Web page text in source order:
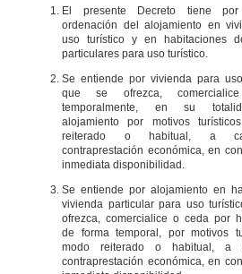
El presente Decreto tiene
ordenación del alojamiento en
uso turístico y en habitaciones
particulares para uso turístico.
Se entiende por vivienda para
que se ofrezca,
temporalmente, en su
alojamiento por motivos
reiterado o habitual, a
contraprestación económica, en
inmediata disponibilidad.
Se entiende por alojamiento en
vivienda particular para uso
ofrezca, comercialice o ceda por
de forma temporal, por motivos
modo reiterado o habitual, a
contraprestación económica, en